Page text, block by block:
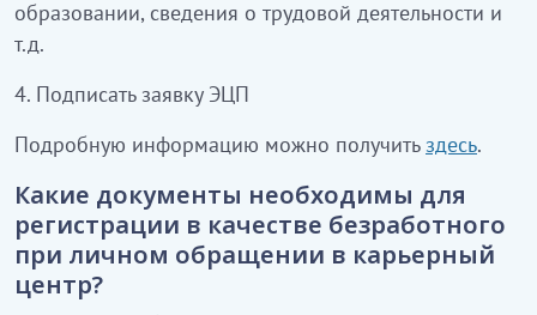
образовании, сведения о трудовой деятельности и
т.д.
4. Подписать заявку ЭЦП
Подробную информацию можно получитьздесь.
Какие документы необходимы для
регистрации в качестве безработного
при личном обращении в карьерный
центр?